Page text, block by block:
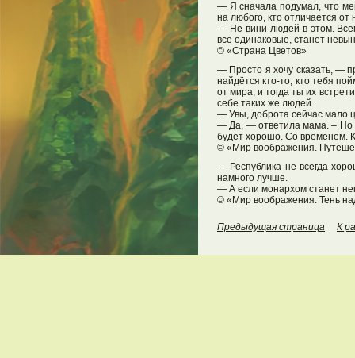
— Я сначала подумал, что
на любого, кто отличается от
— Не вини людей в этом.
все одинаковые, станет
© «Страна Цветов»
— Просто я хочу сказать, —
найдётся кто-то, кто тебя
от мира, и тогда ты их
себе таких же людей.
— Увы, доброта сейчас мало
— Да, — ответила мама. – Но
будет хорошо. Со временем.
© «Мир воображения.
— Республика не всегда
намного лучше.
— А если монархом станет
© «Мир воображения. Тень
Предыдущая страница К